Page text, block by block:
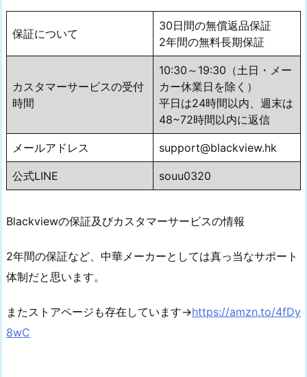
保証について
30日間の無償返品保証
2年間の無料長期保証
カスタマーサービスの受付
時間
10:30～19:30（土日・メー
カー休業日を除く）
平日は24時間以内、週末は
48~72時間以内に返信
メールアドレス support@blackview.hk
公式LINE souu0320
Blackviewの保証及びカスタマーサービスの情報
2年間の保証など、中華メーカーとしては真っ当なサポート
体制だと思います。
またストアページも存在しています→https://amzn.to/4fDy
8wC